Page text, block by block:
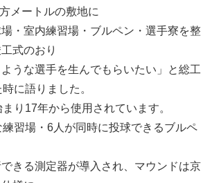
メートルの敷地に
場・室内練習場・ブルペン・選手寮を整
式のおり
ような選手を生んでもらいたい」と総工
に語りました。
り17年から使用されています。
習場・6人が同時に投球できるブルペ
きる測定器が導入され、マウンドは京